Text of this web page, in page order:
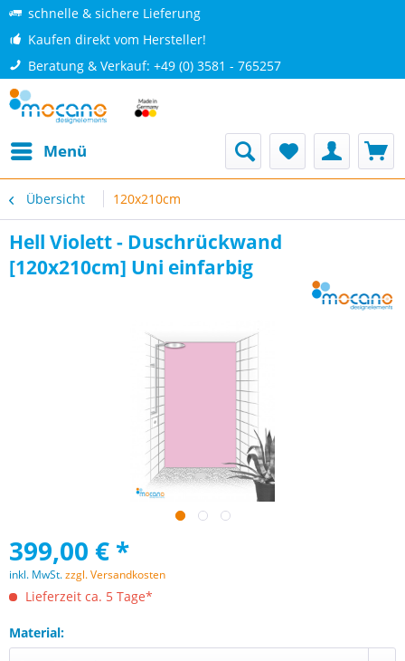
schnelle & sichere Lieferung
Kaufen direkt vom Hersteller!
Beratung & Verkauf: +49 (0) 3581 - 765257
Menü
Übersicht 120x210cm
Hell Violett - Duschrückwand
[120x210cm] Uni einfarbig
399,00 € *
inkl. MwSt.zzgl. Versandkosten
Lieferzeit ca. 5 Tage*
Material: